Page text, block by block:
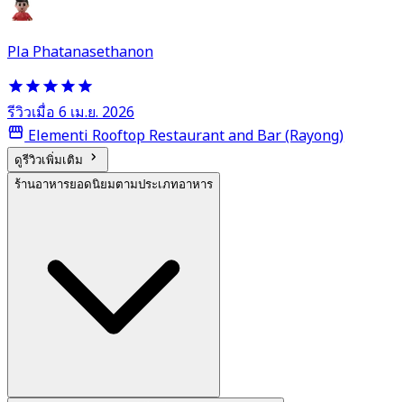
Pla Phatanasethanon
รีวิวเมื่อ 6 เม.ย. 2026
Elementi Rooftop Restaurant and Bar (Rayong)
ดูรีวิวเพิ่มเติม
ร้านอาหารยอดนิยมตามประเภทอาหาร